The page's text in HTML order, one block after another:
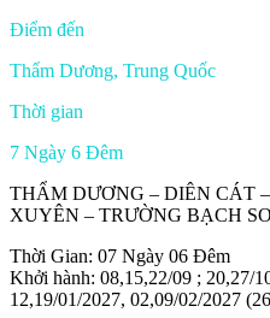
Điểm đến
Thẩm Dương, Trung Quốc
Thời gian
7 Ngày 6 Đêm
THẨM DƯƠNG – DIÊN CÁT
XUYÊN – TRƯỜNG BẠCH
Thời Gian: 07 Ngày 06 Đêm
Khởi hành: 08,15,22/09 ; 20,27/
12,19/01/2027, 02,09/02/2027